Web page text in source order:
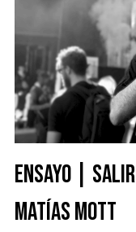
ENSAYO |
MATÍAS MOTT